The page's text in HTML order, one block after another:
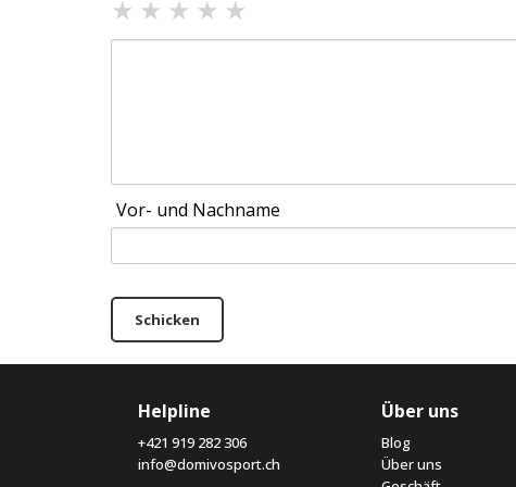
★ ★ ★ ★ ★
Vor- und Nachname
Schicken
Helpline
+421 919 282 306
info@domivosport.ch
Über uns
Blog
Über uns